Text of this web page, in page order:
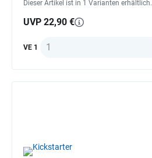
Dieser Artikel ist in 1 Varianten erhältlich.
UVP 22,90 €
VE 1 Anzahl